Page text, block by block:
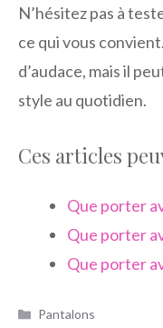
N’hésitez pas à
ce qui vous
d’audace, mais il
style au quotidien.
Ces articles
Que porter
Que porter
Que porter
Catégories
Pantalons